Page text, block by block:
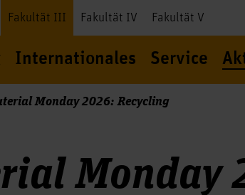
Fakultät III Fakultät IV Fakultät V
Internationales Service
Monday 2026: Recycling
Monday